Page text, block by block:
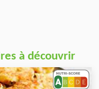
à découvrir